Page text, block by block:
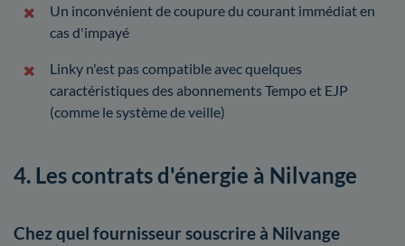
Un inconvénient de coupure du courant immédiat en
cas d'impayé
Linky n'est pas compatible avec quelques
caractéristiques des abonnements Tempo et EJP
(comme le système de veille)
4. Les contrats d'énergie à Nilvange
Chez quel fournisseur souscrire à Nilvange